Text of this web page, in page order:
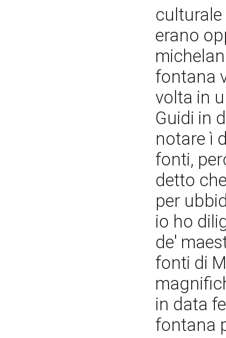
erano
fontana
volta in
Guidi in
notare ì
fonti,
detto
per
io ho
de'
fonti di
in data
fontana